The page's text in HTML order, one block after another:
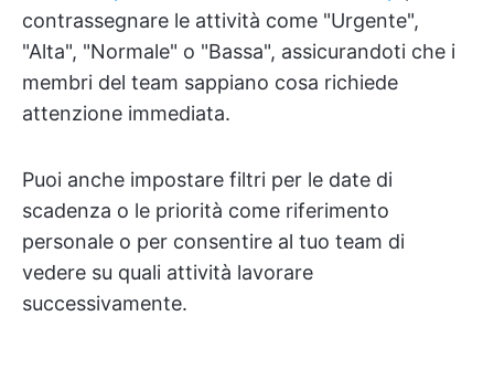
contrassegnare le attività come "Urgente",
"Alta", "Normale" o "Bassa", assicurandoti che i
membri del team sappiano cosa richiede
attenzione immediata.
Puoi anche impostare filtri per le date di
scadenza o le priorità come riferimento
personale o per consentire al tuo team di
vedere su quali attività lavorare
successivamente.